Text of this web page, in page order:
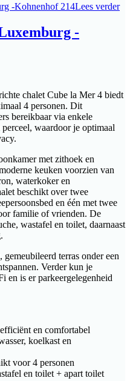
Lees verder
-
chalet Cube la Mer 4 biedt
4 personen. Dit
bereikbaar via enkele
waardoor je optimaal
met zithoek en
keuken voorzien van
waterkoker en
beschikt over twee
en één met twee
familie of vrienden. De
wastafel en toilet, daarnaast
terras onder een
Verder kun je
en is er parkeergelegenheid
en comfortabel
koelkast en
voor 4 personen
en toilet + apart toilet